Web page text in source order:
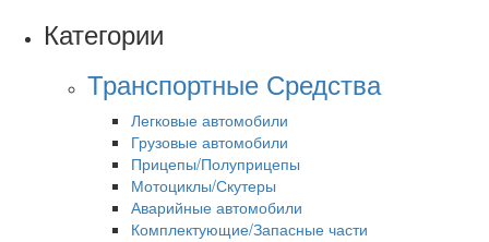
Категории
Транспортные Средства
Легковые автомобили
Грузовые автомобили
Прицепы/Полуприцепы
Мотоциклы/Скутеры
Аварийные автомобили
Комплектующие/Запасные части